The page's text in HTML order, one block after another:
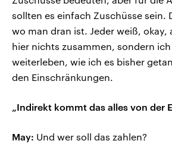
sollten es einfach Zuschüsse sein.
wo man dran ist. Jeder weiß, okay,
hier nichts zusammen, sondern ich
weiterleben, wie ich es bisher
den Einschränkungen.
„Indirekt kommt das alles von der
May: Und wer soll das zahlen?